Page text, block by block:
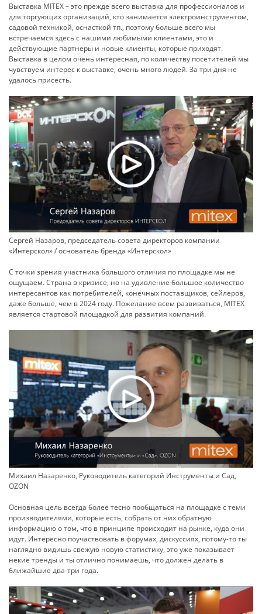
Выставка MITEX – это прежде всего выставка для профессионалов и
для торгующих организаций, кто занимается электроинструментом,
садовой техникой, оснасткой тп., поэтому больше всего мы
встречаемся здесь с нашими любимыми клиентами, это и
действующие партнеры и новые клиенты, которые приходят.
Выставка в целом очень интересная, по количеству посетителей мы
чувствуем интерес к выставке, очень много людей. За три дня не
удалось присесть.
Сергей Назаров, председатель совета директоров компании
«Интерскол» / основатель бренда «Интерскол»
С точки зрения участника большого отличия по площадке мы не
ощущаем. Страна в кризисе, но на удивление большое количество
интересантов как потребителей, конечных поставщиков, сейлеров,
даже больше, чем в 2024 году. Пожелание всем развиваться, MITEX
является стартовой площадкой для развития компаний.
Михаил Назаренко, Руководитель категорий Инструменты и Сад,
OZON
Основная цель всегда более тесно пообщаться на площадке с теми
производителями, которые есть, собрать от них обратную
информацию о том, что в принципе происходит на рынке, куда они
идут. Интересно поучаствовать в форумах, дискуссиях, потому-то ты
наглядно видишь свежую новую статистику, это уже показывает
некие тренды и ты отлично понимаешь, что должен делать в
ближайшие два-три года.